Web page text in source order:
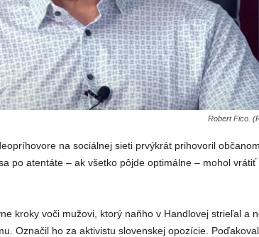
Robert Fico.
na sociálnej sieti prvýkrát prihovoril
po atentáte – ak všetko pôjde optimálne – mohol vrátiť
kroky voči mužovi, ktorý naňho v Handlovej strieľal a
Označil ho za aktivistu slovenskej opozície. Poďakoval